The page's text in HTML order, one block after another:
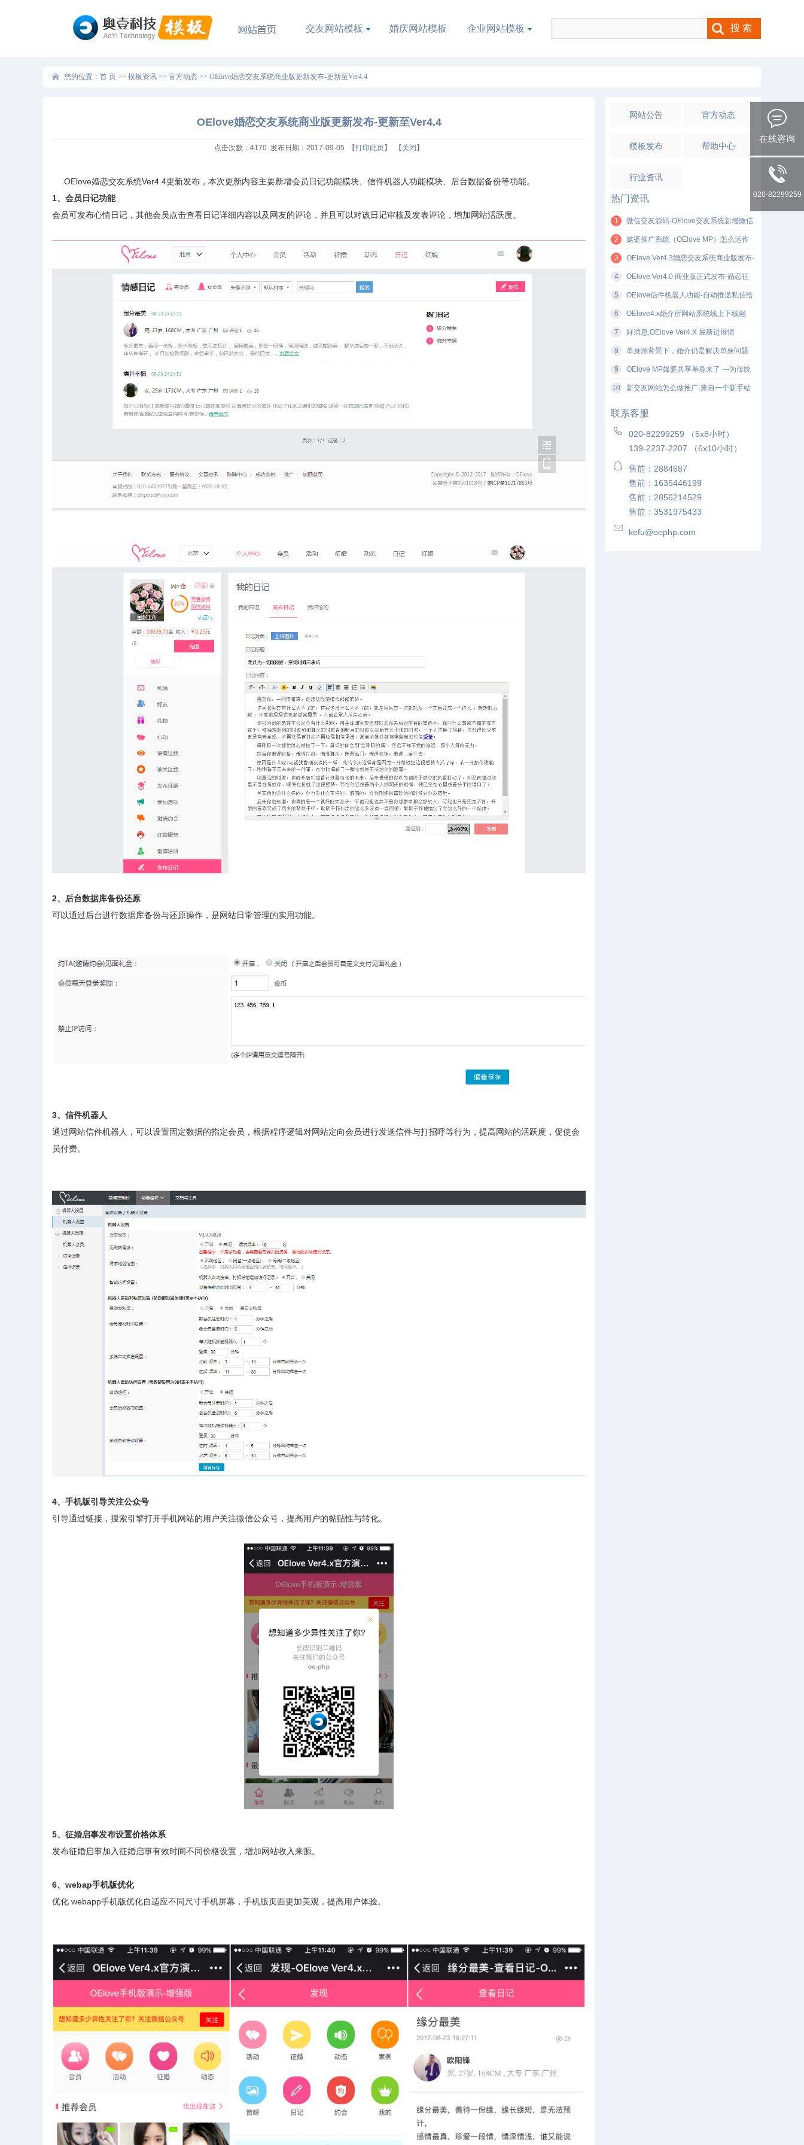
交友网站模板 婚庆网站模板 企业网站模板
您的位置： 首 页 >> 模板资讯 >> 官方动态 >> OElove婚恋交友系统商业版更新发布-更新至Ver4.4
OElove婚恋交友系统商业版更新发布-更新至Ver4.4
点击次数： 4170 发布日期：2017-09-05 【打印此页】 【 关闭 】
OElove婚恋交友系统Ver4.4更新发布，本次更新内容主要新增会员日记功能模块、信件机器人功能模块、后台数据备份等功能。
1、会员日记功能
会员可发布心情日记，其他会员点击查看日记详细内容以及网友的评论，并且可以对该日记审核及发表评论，增加网站活跃度。
2、后台数据库备份还原
可以通过后台进行数据库备份与还原操作，是网站日常管理的实用功能。
3、信件机器人
通过网站信件机器人，可以设置固定数据的指定会员，根据程序逻辑对网站定向会员进行发送信件与打招呼等行为，提高网站的活跃度，促使会
员付费。
4、手机版引导关注公众号
引导通过链接，搜索引擎打开手机网站的用户关注微信公众号，提高用户的黏贴性与转化。
5、征婚启事发布设置价格体系
发布征婚启事加入征婚启事有效时间不同价格设置，增加网站收入来源。
6、 webap手机版优化
优化 webapp手机版优化自适应不同尺寸手机屏幕，手机版页面更加美观，提高用户体验。
网站公告 官方动态
模板发布 帮助中心
行业资讯
热门资讯
1 微信交友源码-OElove交友系统新增微信
H5支付功能！
2 媒婆推广系统（OElove MP）怎么运作
的？轻松获取单身客户资源的方法
3 OElove Ver4.3婚恋交友系统商业版发布-
更新至2017.07.18
4 OElove Ver4.0 商业版正式发布-婚恋征
婚网站软件
5 OElove信件机器人功能-自动推送私信给
新注册会员
6 OElove4.x婚介所网站系统线上下线融
合，让征婚相亲变得更有吸引力
7 好消息,OElove Ver4.X 最新进展情
况-02.24
8 单身潮背景下，婚介仍是解决单身问题
的最有效途径
9 OElove MP媒婆共享单身来了 ---为传统
婚恋企业注入新的活力！
10 新交友网站怎么做推广-来自一个新手站
联系客服
020-82299259 （5x8小时）
139-2237-2207 （6x10小时）
售前：2884687
售前：1635446199
售前：2856214529
售前：3531975433
kefu@oephp.com
在线咨询
020-82299259